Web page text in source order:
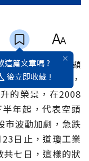
這篇文章嗎 ?
後立即收藏 !
桶金大調查」顯
賺錢的30世代，
的榮景，在2008
年起，代表空頭
市波動加劇，急跌
日止，道瓊工業
七日，這樣的狀